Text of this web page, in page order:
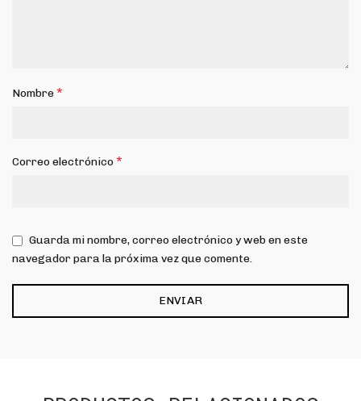
Nombre*
Correo electrónico*
Guarda mi nombre, correo electrónico y web en este
navegador para la próxima vez que comente.